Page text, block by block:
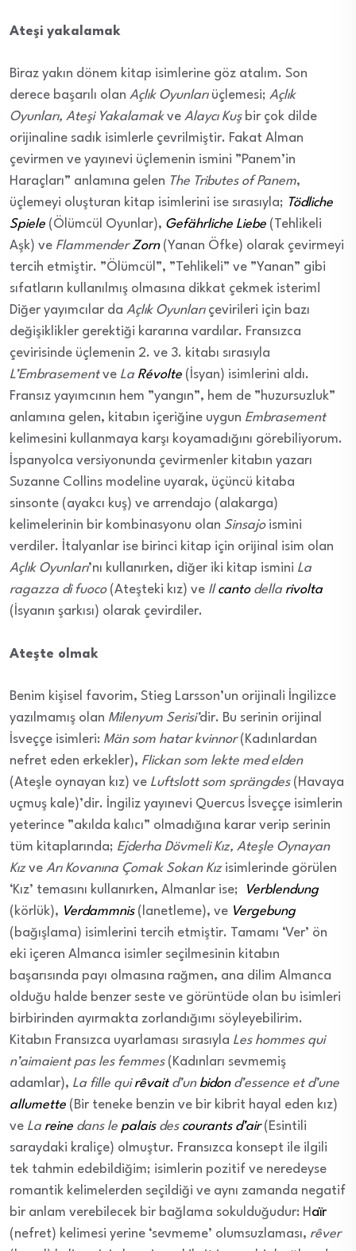
Ateşi yakalamak
Biraz yakın dönem kitap isimlerine göz atalım. Son
derece başarılı olan Açlık Oyunlarıüçlemesi; Açlık
Oyunları, Ateşi Yakalamakve Alaycı Kuş bir çok dilde
orijinaline sadık isimlerle çevrilmiştir. Fakat Alman
çevirmen ve yayınevi üçlemenin ismini ”Panem’in
Haraçları” anlamına gelen The Tributes of Panem,
üçlemeyi oluşturan kitap isimlerini ise sırasıyla; Tödliche
Spiele (Ölümcül Oyunlar), Gefährliche Liebe (Tehlikeli
Aşk) ve FlammenderZorn(Yanan Öfke) olarak çevirmeyi
tercih etmiştir. ”Ölümcül”, ”Tehlikeli” ve ”Yanan” gibi
sıfatların kullanılmış olmasına dikkat çekmek isterim!
Diğer yayımcılar da Açlık Oyunlarıçevirileri için bazı
değişiklikler gerektiği kararına vardılar. Fransızca
çevirisinde üçlemenin 2. ve 3. kitabı sırasıyla
L’Embrasementve La Révolte (İsyan) isimlerini aldı.
Fransız yayımcının hem ”yangın”, hem de ”huzursuzluk”
anlamına gelen, kitabın içeriğine uygun Embrasement
kelimesini kullanmaya karşı koyamadığını görebiliyorum.
İspanyolca versiyonunda çevirmenler kitabın yazarı
Suzanne Collins modeline uyarak, üçüncü kitaba
sinsonte (ayakcı kuş) ve arrendajo (alakarga)
kelimelerinin bir kombinasyonu olan Sinsajoismini
verdiler. İtalyanlar ise birinci kitap için orijinal isim olan
Açlık Oyunları’nı kullanırken, diğer iki kitap ismini La
ragazza di fuoco (Ateşteki kız) ve Ilcantodella rivolta
(İsyanın şarkısı) olarak çevirdiler.
Ateşte olmak
Benim kişisel favorim, Stieg Larsson’un orijinali İngilizce
yazılmamış olan Milenyum Serisi’dir. Bu serinin orijinal
İsveççe isimleri: Män som hatar kvinnor(Kadınlardan
nefret eden erkekler), Flickan som lekte med elden
(Ateşle oynayan kız) ve Luftslott som sprängdes(Havaya
uçmuş kale)’dir. İngiliz yayınevi Quercus İsveççe isimlerin
yeterince ”akılda kalıcı” olmadığına karar verip serinin
tüm kitaplarında; Ejderha Dövmeli Kız, Ateşle Oynayan
Kızve Arı Kovanına Çomak Sokan Kızisimlerinde görülen
‘Kız’ temasını kullanırken, Almanlar ise;
Verblendung
(körlük), Verdammnis(lanetleme), ve Vergebung
(bağışlama) isimlerini tercih etmiştir. Tamamı ‘Ver’ ön
eki içeren Almanca isimler seçilmesinin kitabın
başarısında payı olmasına rağmen, ana dilim Almanca
olduğu halde benzer seste ve görüntüde olan bu isimleri
birbirinden ayırmakta zorlandığımı söyleyebilirim.
Kitabın Fransızca uyarlaması sırasıyla Les hommes qui
n’aimaient pas les femmes(Kadınları sevmemiş
adamlar), La fille quirêvaitd’un bidond’essence et d’une
allumette (Bir teneke benzin ve bir kibrit hayal eden kız)
ve La reine dans le palaisdes courants d’air(Esintili
saraydaki kraliçe) olmuştur. Fransızca konsept ile ilgili
tek tahmin edebildiğim; isimlerin pozitif ve neredeyse
romantik kelimelerden seçildiği ve aynı zamanda negatif
bir anlam verebilecek bir bağlama sokulduğudur: H aïr
(nefret) kelimesi yerine ‘sevmeme’ olumsuzlaması, rêver